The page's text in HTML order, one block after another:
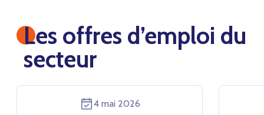
Les offres d’emploi du
secteur
4 mai 2026